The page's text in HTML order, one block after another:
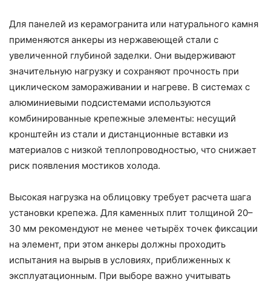
Для панелей из керамогранита или натурального камня
применяются анкеры из нержавеющей стали с
увеличенной глубиной заделки. Они выдерживают
значительную нагрузку и сохраняют прочность при
циклическом замораживании и нагреве. В системах с
алюминиевыми подсистемами используются
комбинированные крепежные элементы: несущий
кронштейн из стали и дистанционные вставки из
материалов с низкой теплопроводностью, что снижает
риск появления мостиков холода.
Высокая нагрузка на облицовку требует расчета шага
установки крепежа. Для каменных плит толщиной 20–
30 мм рекомендуют не менее четырёх точек фиксации
на элемент, при этом анкеры должны проходить
испытания на вырыв в условиях, приближенных к
эксплуатационным. При выборе важно учитывать